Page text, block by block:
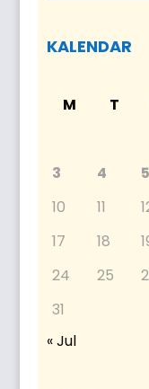
KALENDAR
M T
3
4 5
10
11
17
18
24
25
31
« Jul